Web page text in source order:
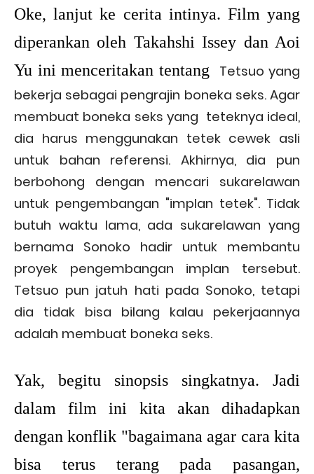
Oke, lanjut ke cerita intinya. Film yang
diperankan oleh Takahshi Issey dan Aoi
Yu ini menceritakan tentang
Tetsuo yang
bekerja sebagai pengrajin boneka seks. Agar
membuat boneka seks yang teteknya ideal,
dia harus menggunakan tetek cewek asli
untuk bahan referensi. Akhirnya, dia pun
berbohong dengan mencari sukarelawan
untuk pengembangan "implan tetek". Tidak
butuh waktu lama, ada sukarelawan yang
bernama Sonoko hadir untuk membantu
proyek pengembangan implan tersebut.
Tetsuo pun jatuh hati pada Sonoko, tetapi
dia tidak bisa bilang kalau pekerjaannya
adalah membuat boneka seks.
Yak, begitu sinopsis singkatnya. Jadi
dalam film ini kita akan dihadapkan
dengan konflik "bagaimana agar cara kita
bisa terus terang pada pasangan,